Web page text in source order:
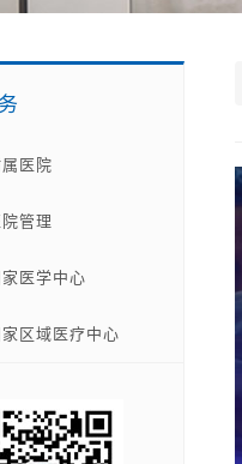
医院
管理
医学中心
区域医疗中心